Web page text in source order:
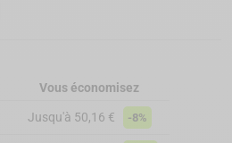
Vous économisez
Jusqu'à 50,16 € -8%